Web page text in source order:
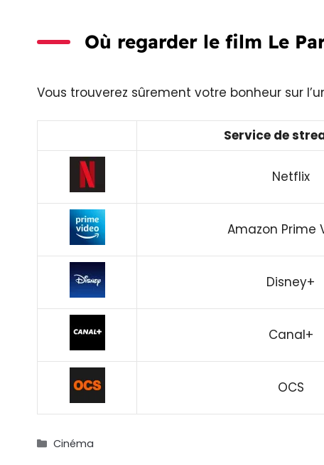
Où regarder le film Le
Vous trouverez sûrement votre bonheur sur
Service de
Netflix
Amazon Prime
Disney+
Canal+
OCS
Catégories
Cinéma